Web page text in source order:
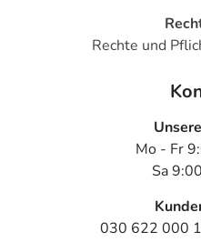
Rechte und
Mo - Fr
Sa
030 622 000